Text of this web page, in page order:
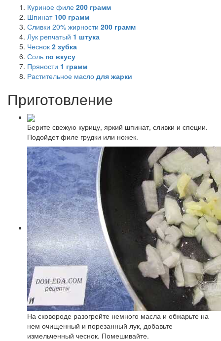
Куриное филе 200 грамм
Шпинат 100 грамм
Сливки 20% жирности 200 грамм
Лук репчатый 1 штука
Чеснок 2 зубка
Соль по вкусу
Пряности 1 грамм
Растительное масло для жарки
Приготовление
Берите свежую курицу, яркий шпинат, сливки и специи.
Подойдет филе грудки или ножек.
На сковороде разогрейте немного масла и обжарьте на
нем очищенный и порезанный лук, добавьте
измельченный чеснок. Помешивайте.